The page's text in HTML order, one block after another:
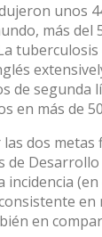
unos
más del
de segunda
en más de
dos
de
en